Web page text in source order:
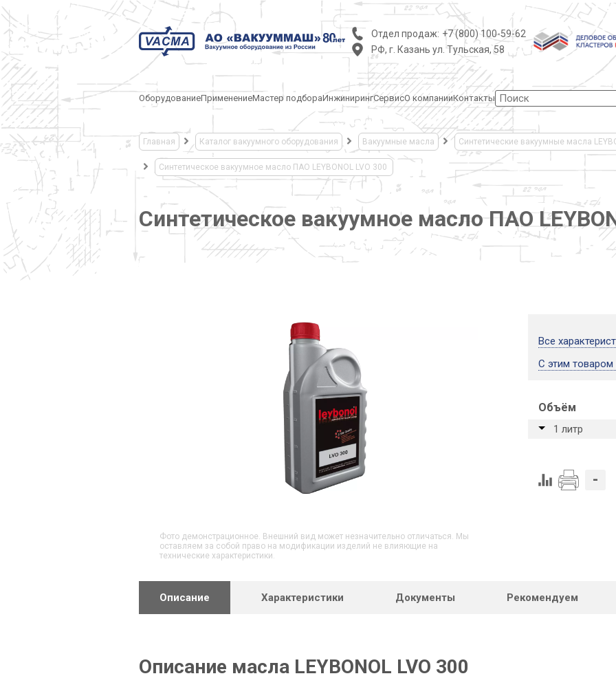
Отдел продаж: +7 (800) 100-59-62
РФ, г. Казань ул. Тульская, 58
ОборудованиеПрименениеМастер подбораИнжинирингСервисО компанииКонтакты
Главная Каталог вакуумного оборудования Вакуумные масла Синтетические вакуумные масла
Синтетическое вакуумное масло ПАО LEYBONOL LVO 300
Синтетическое вакуумное масло ПАО
Фото демонстрационное. Внешний вид может незначительно отличаться. Мы
оставляем за собой право на модификации изделий не влияющие на
технические характеристики.
Все
С этим
Объём
1 литр
-
Описание Характеристики Документы Рекомендуем
Описание масла LEYBONOL LVO 300